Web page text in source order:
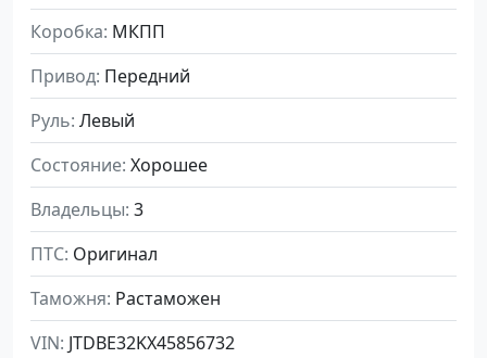
Коробка МКПП
Привод Передний
Руль Левый
Состояние Хорошее
Владельцы 3
ПТС Оригинал
Таможня Растаможен
VIN JTDBE32KX45856732